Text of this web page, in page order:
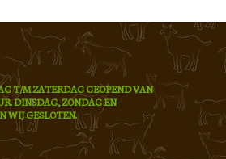
T/M ZATERDAG GEOPEND VAN
DINSDAG, ZONDAG EN
WIJ GESLOTEN.